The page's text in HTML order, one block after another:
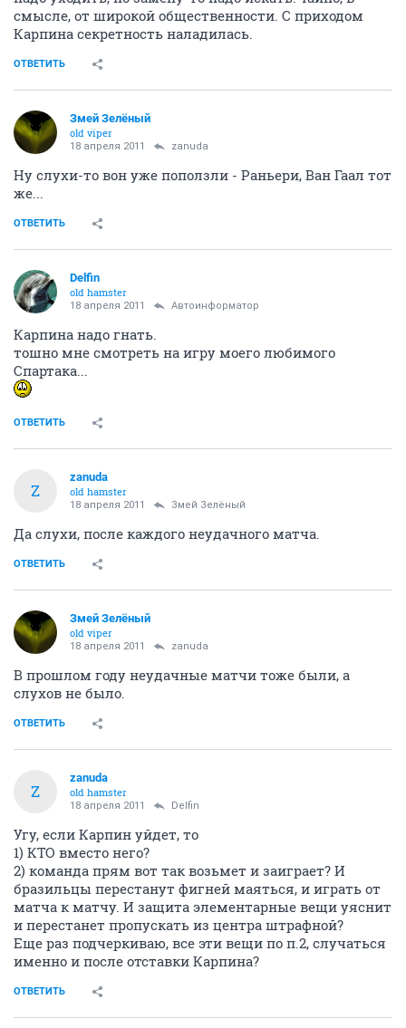
смысле, от широкой общественности. С приходом
Карпина секретность наладилась.
ОТВЕТИТЬ
Змей Зелёный
old viper
18 апреля 2011 zanuda
Ну слухи-то вон уже поползли - Раньери, Ван Гаал тот
же...
ОТВЕТИТЬ
Delfin
old hamster
18 апреля 2011 Автоинформатор
Карпина надо гнать.
тошно мне смотреть на игру моего любимого
Спартака...
ОТВЕТИТЬ
Z
zanuda
old hamster
18 апреля 2011 Змей Зелёный
Да слухи, после каждого неудачного матча.
ОТВЕТИТЬ
Змей Зелёный
old viper
18 апреля 2011 zanuda
В прошлом году неудачные матчи тоже были, а
слухов не было.
ОТВЕТИТЬ
Z
zanuda
old hamster
18 апреля 2011 Delfin
Угу, если Карпин уйдет, то
1) КТО вместо него?
2) команда прям вот так возьмет и заиграет? И
бразильцы перестанут фигней маяться, и играть от
матча к матчу. И защита элементарные вещи уяснит
и перестанет пропускать из центра штрафной?
Еще раз подчеркиваю, все эти вещи по п.2, случаться
именно и после отставки Карпина?
ОТВЕТИТЬ